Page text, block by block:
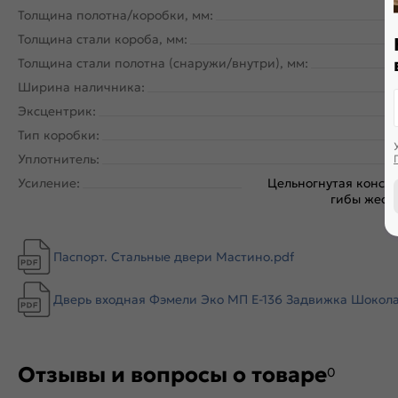
Толщина полотна/коробки, мм:
Толщина стали короба, мм:
Толщина стали полотна (снаружи/внутри), мм:
Ширина наличника:
Эксцентрик:
Тип коробки:
Уплотнитель:
Усиление:
Цельногнутая
гибы
Паспорт. Стальные двери Мастино.pdf
Дверь входная Фэмели Эко МП E-136 Задвижка
Отзывы и вопросы о товаре0